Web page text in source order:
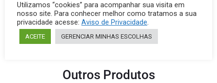
Espessura: 2.25 mil (.057 mm)
Caixa com 500
Outros Produtos
Utilizamos “cookies” para acompanhar sua visita em
nosso site. Para conhecer melhor como tratamos a sua
privacidade acesse: Aviso de Privacidade.
ACEITE GERENCIAR MINHAS ESCOLHAS